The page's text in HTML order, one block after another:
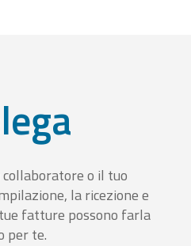
o il tuo
la ricezione e
fatture possono farla
per te.